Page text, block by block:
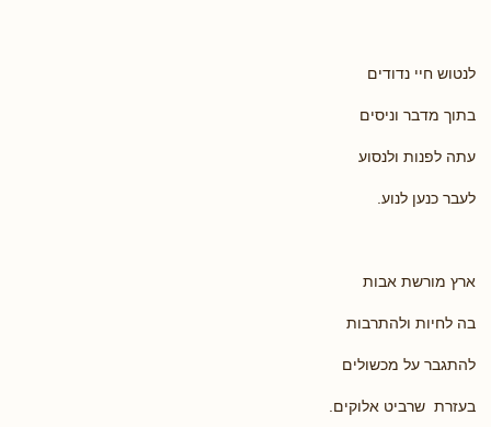
לנטוש חיי נדודים
בתוך מדבר וניסים
עתה לפנות ולנסוע
לעבר כנען לנוע.
ארץ מורשת אבות
בה לחיות ולהתרבות
להתגבר על מכשולים
בעזרת שרביט אלוקים.